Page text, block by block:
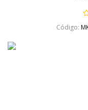
venda
Código: